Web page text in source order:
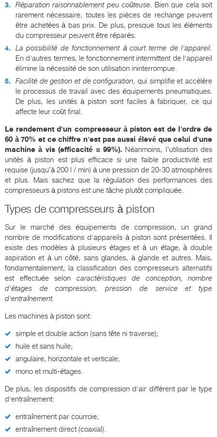
Réparation raisonnablement peu coûteuse. Bien que cela soit
rarement nécessaire, toutes les pièces de rechange peuvent
être achetées à bas prix. De plus, presque tous les éléments
du compresseur peuvent être réparés.
La possibilité de fonctionnement à court terme de l'appareil.
En d'autres termes, le fonctionnement intermittent de l'appareil
élimine la nécessité de son utilisation ininterrompue.
Facilité de gestion et de configuration, qui simplifie et accélère
le processus de travail avec des équipements pneumatiques.
De plus, les unités à piston sont faciles à fabriquer, ce qui
affecte leur coût final.
Le rendement d'un compresseur à piston est de l'ordre de
60 à 70% et ce chiffre n'est pas aussi élevé que celui d'une
machine à vis (efficacité = 99%). Néanmoins, l’utilisation des
unités à piston est plus efficace si une faible productivité est
requise (jusqu’à 200 l / min) à une pression de 20-30 atmosphères
et plus. Mais sachez que la régulation des performances des
compresseurs à pistons est une tâche plutôt compliquée.
Types de compresseurs à piston
Sur le marché des équipements de compression, un grand
nombre de modifications d'appareils à piston sont présentées. Il
existe des modèles à plusieurs étages et à un étage, à double
aspiration et à un côté, sans glandes, à glande et autres. Mais,
fondamentalement, la classification des compresseurs alternatifs
est effectuée selon caractéristiques de conception, nombre
d'étages de compression, pression de service et type
d'entraînement.
Les machines à piston sont:
simple et double action (sans tête ni traverse);
huile et sans huile;
angulaire, horizontale et verticale;
mono et multi-étages.
De plus, les dispositifs de compression d'air diffèrent par le type
d'entraînement:
entraînement par courroie;
entraînement direct (coaxial).